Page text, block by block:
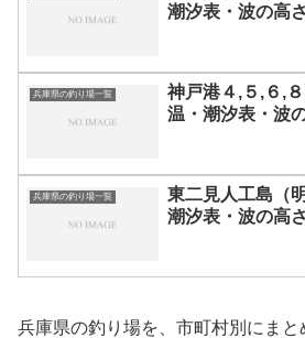
潮汐表・波の高
兵庫県の釣り場一覧
神戸港４,５,６,
温・潮汐表・波
兵庫県の釣り場一覧
東二見人工島（
潮汐表・波の高
兵庫県の釣り場を、市町村別にま